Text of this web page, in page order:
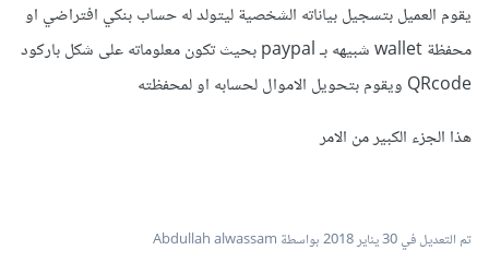
يقوم العميل بتسجيل بياناته الشخصية ليتولد له حساب بنكي افتراضي او
محفظة wallet شبيهه بـ paypal بحيث تكون معلوماته على شكل باركود
QRcode ويقوم بتحويل الاموال لحسابه او لمحفظته
هذا الجزء الكبير من الامر
تم التعديل في30 يناير 2018 بواسطة Abdullah alwassam